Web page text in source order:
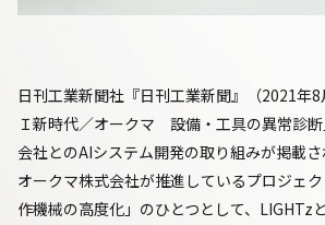
日刊工業新聞社『日刊工業新聞』（2021年
Ｉ新時代／オークマ 設備・工具の異常診
会社とのAIシステム開発の取り組みが掲載さ
オークマ株式会社が推進しているプロジェ
作機械の高度化」のひとつとして、LIGHTz